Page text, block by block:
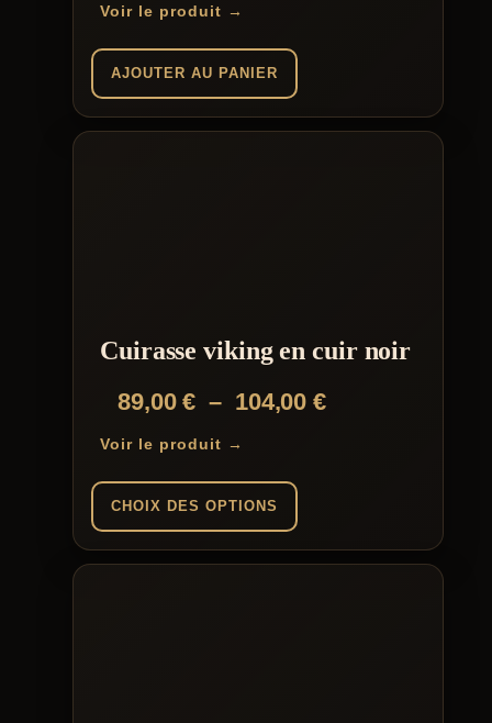
Voir le produit →
AJOUTER AU PANIER
Cuirasse viking en cuir noir
89,00€ – 104,00€Plage
104,00 €
Voir le produit →
CHOIX DES OPTIONS
produit